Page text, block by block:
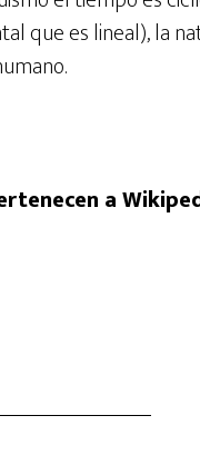
que es lineal), la
a